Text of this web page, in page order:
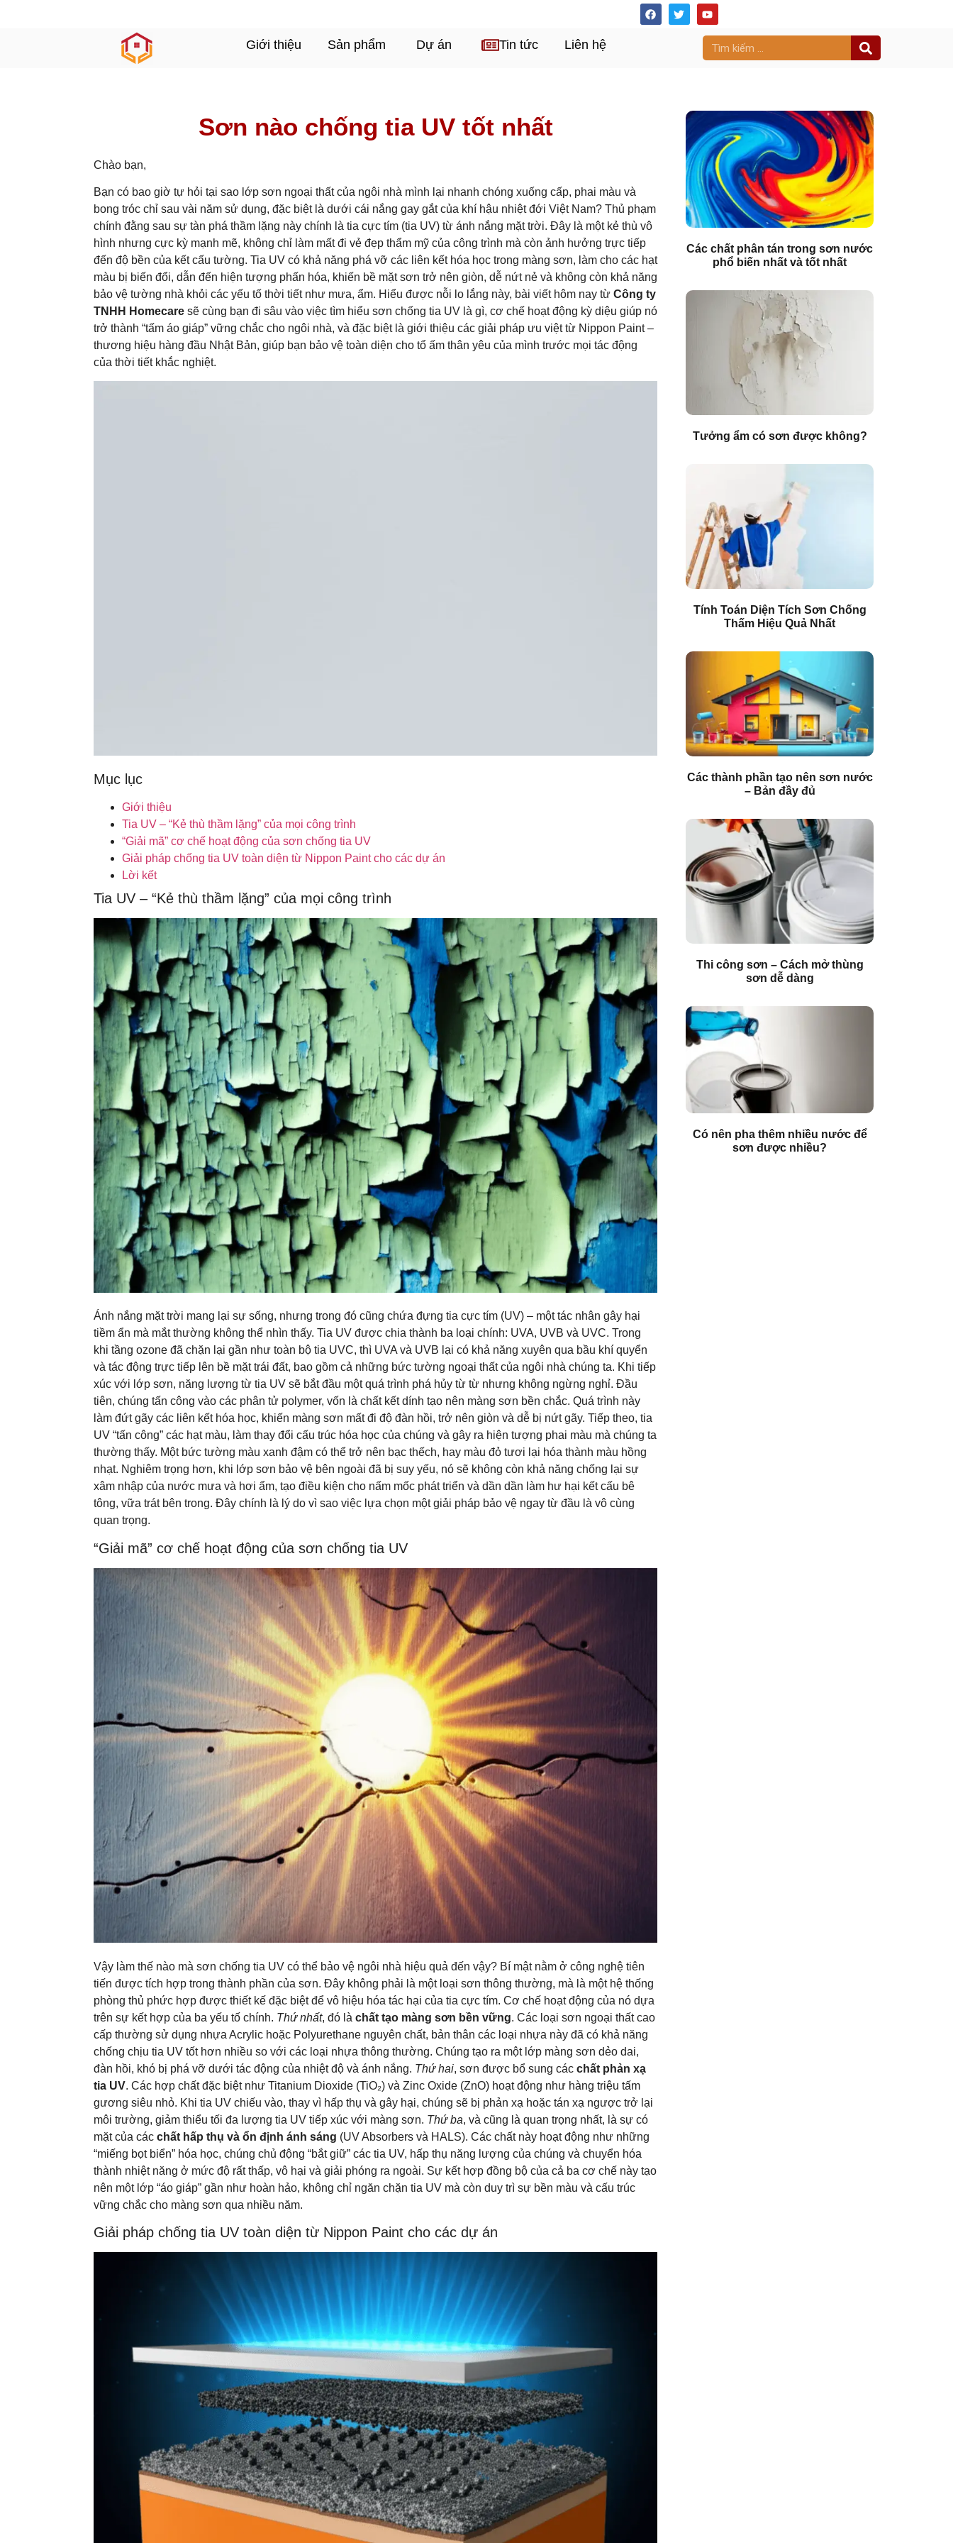
Giới thiệu Sản phẩm Dự án Tin tức Liên hệ
Sơn nào chống tia UV tốt nhất
Chào bạn,
Bạn có bao giờ tự hỏi tại sao lớp sơn ngoại thất của ngôi nhà mình lại nhanh chóng xuống cấp, phai màu và
bong tróc chỉ sau vài năm sử dụng, đặc biệt là dưới cái nắng gay gắt của khí hậu nhiệt đới Việt Nam? Thủ phạm
chính đằng sau sự tàn phá thầm lặng này chính là tia cực tím (tia UV) từ ánh nắng mặt trời. Đây là một kẻ thù vô
hình nhưng cực kỳ mạnh mẽ, không chỉ làm mất đi vẻ đẹp thẩm mỹ của công trình mà còn ảnh hưởng trực tiếp
đến độ bền của kết cấu tường. Tia UV có khả năng phá vỡ các liên kết hóa học trong màng sơn, làm cho các hạt
màu bị biến đổi, dẫn đến hiện tượng phấn hóa, khiến bề mặt sơn trở nên giòn, dễ nứt nẻ và không còn khả năng
bảo vệ tường nhà khỏi các yếu tố thời tiết như mưa, ẩm. Hiểu được nỗi lo lắng này, bài viết hôm nay từ Công ty
TNHH Homecare sẽ cùng bạn đi sâu vào việc tìm hiểu sơn chống tia UV là gì, cơ chế hoạt động kỳ diệu giúp nó
trở thành “tấm áo giáp” vững chắc cho ngôi nhà, và đặc biệt là giới thiệu các giải pháp ưu việt từ Nippon Paint –
thương hiệu hàng đầu Nhật Bản, giúp bạn bảo vệ toàn diện cho tổ ấm thân yêu của mình trước mọi tác động
của thời tiết khắc nghiệt.
Mục lục
Giới thiệu
Tia UV – “Kẻ thù thầm lặng” của mọi công trình
“Giải mã” cơ chế hoạt động của sơn chống tia UV
Giải pháp chống tia UV toàn diện từ Nippon Paint cho các dự án
Lời kết
Tia UV – “Kẻ thù thầm lặng” của mọi công trình
Ánh nắng mặt trời mang lại sự sống, nhưng trong đó cũng chứa đựng tia cực tím (UV) – một tác nhân gây hại
tiềm ẩn mà mắt thường không thể nhìn thấy. Tia UV được chia thành ba loại chính: UVA, UVB và UVC. Trong
khi tầng ozone đã chặn lại gần như toàn bộ tia UVC, thì UVA và UVB lại có khả năng xuyên qua bầu khí quyển
và tác động trực tiếp lên bề mặt trái đất, bao gồm cả những bức tường ngoại thất của ngôi nhà chúng ta. Khi tiếp
xúc với lớp sơn, năng lượng từ tia UV sẽ bắt đầu một quá trình phá hủy từ từ nhưng không ngừng nghỉ. Đầu
tiên, chúng tấn công vào các phân tử polymer, vốn là chất kết dính tạo nên màng sơn bền chắc. Quá trình này
làm đứt gãy các liên kết hóa học, khiến màng sơn mất đi độ đàn hồi, trở nên giòn và dễ bị nứt gãy. Tiếp theo, tia
UV “tấn công” các hạt màu, làm thay đổi cấu trúc hóa học của chúng và gây ra hiện tượng phai màu mà chúng ta
thường thấy. Một bức tường màu xanh đậm có thể trở nên bạc thếch, hay màu đỏ tươi lại hóa thành màu hồng
nhạt. Nghiêm trọng hơn, khi lớp sơn bảo vệ bên ngoài đã bị suy yếu, nó sẽ không còn khả năng chống lại sự
xâm nhập của nước mưa và hơi ẩm, tạo điều kiện cho nấm mốc phát triển và dần dần làm hư hại kết cấu bê
tông, vữa trát bên trong. Đây chính là lý do vì sao việc lựa chọn một giải pháp bảo vệ ngay từ đầu là vô cùng
quan trọng.
“Giải mã” cơ chế hoạt động của sơn chống tia UV
Vậy làm thế nào mà sơn chống tia UV có thể bảo vệ ngôi nhà hiệu quả đến vậy? Bí mật nằm ở công nghệ tiên
tiến được tích hợp trong thành phần của sơn. Đây không phải là một loại sơn thông thường, mà là một hệ thống
phòng thủ phức hợp được thiết kế đặc biệt để vô hiệu hóa tác hại của tia cực tím. Cơ chế hoạt động của nó dựa
trên sự kết hợp của ba yếu tố chính. Thứ nhất, đó là chất tạo màng sơn bền vững. Các loại sơn ngoại thất cao
cấp thường sử dụng nhựa Acrylic hoặc Polyurethane nguyên chất, bản thân các loại nhựa này đã có khả năng
chống chịu tia UV tốt hơn nhiều so với các loại nhựa thông thường. Chúng tạo ra một lớp màng sơn dẻo dai,
đàn hồi, khó bị phá vỡ dưới tác động của nhiệt độ và ánh nắng. Thứ hai, sơn được bổ sung các chất phản xạ
tia UV. Các hợp chất đặc biệt như Titanium Dioxide (TiO₂) và Zinc Oxide (ZnO) hoạt động như hàng triệu tấm
gương siêu nhỏ. Khi tia UV chiếu vào, thay vì hấp thụ và gây hại, chúng sẽ bị phản xạ hoặc tán xạ ngược trở lại
môi trường, giảm thiểu tối đa lượng tia UV tiếp xúc với màng sơn. Thứ ba, và cũng là quan trọng nhất, là sự có
mặt của các chất hấp thụ và ổn định ánh sáng (UV Absorbers và HALS). Các chất này hoạt động như những
“miếng bọt biển” hóa học, chúng chủ động “bắt giữ” các tia UV, hấp thụ năng lượng của chúng và chuyển hóa
thành nhiệt năng ở mức độ rất thấp, vô hại và giải phóng ra ngoài. Sự kết hợp đồng bộ của cả ba cơ chế này tạo
nên một lớp “áo giáp” gần như hoàn hảo, không chỉ ngăn chặn tia UV mà còn duy trì sự bền màu và cấu trúc
vững chắc cho màng sơn qua nhiều năm.
Giải pháp chống tia UV toàn diện từ Nippon Paint cho các dự án
Các chất phân tán trong sơn nước
phổ biến nhất và tốt nhất
Tưởng ẩm có sơn được không?
Tính Toán Diện Tích Sơn Chống
Thấm Hiệu Quả Nhất
Các thành phần tạo nên sơn nước
– Bản đầy đủ
Thi công sơn – Cách mở thùng
sơn dễ dàng
Có nên pha thêm nhiều nước để
sơn được nhiều?